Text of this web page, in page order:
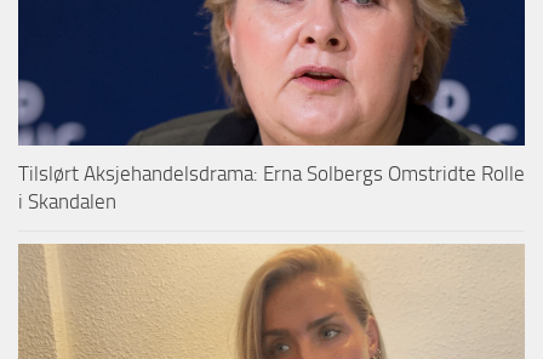
Tilslørt Aksjehandelsdrama: Erna Solbergs Omstridte Rolle
i Skandalen